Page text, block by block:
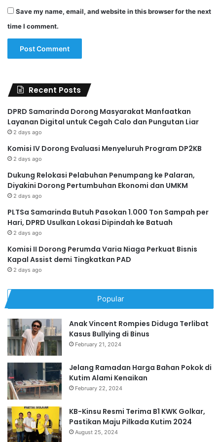
Save my name, email, and website in this browser for the next
time I comment.
Recent Posts
DPRD Samarinda Dorong Masyarakat Manfaatkan
Layanan Digital untuk Cegah Calo dan Pungutan Liar
2 days ago
Komisi IV Dorong Evaluasi Menyeluruh Program DP2KB
2 days ago
Dukung Relokasi Pelabuhan Penumpang ke Palaran,
Diyakini Dorong Pertumbuhan Ekonomi dan UMKM
2 days ago
PLTSa Samarinda Butuh Pasokan 1.000 Ton Sampah per
Hari, DPRD Usulkan Lokasi Dipindah ke Batuah
2 days ago
Komisi II Dorong Perumda Varia Niaga Perkuat Bisnis
Kapal Assist demi Tingkatkan PAD
2 days ago
Popular
Anak Vincent Rompies Diduga Terlibat
Kasus Bullying di Binus
February 21, 2024
Jelang Ramadan Harga Bahan Pokok di
Kutim Alami Kenaikan
February 22, 2024
KB-Kinsu Resmi Terima B1 KWK Golkar,
Pastikan Maju Pilkada Kutim 2024
August 25, 2024